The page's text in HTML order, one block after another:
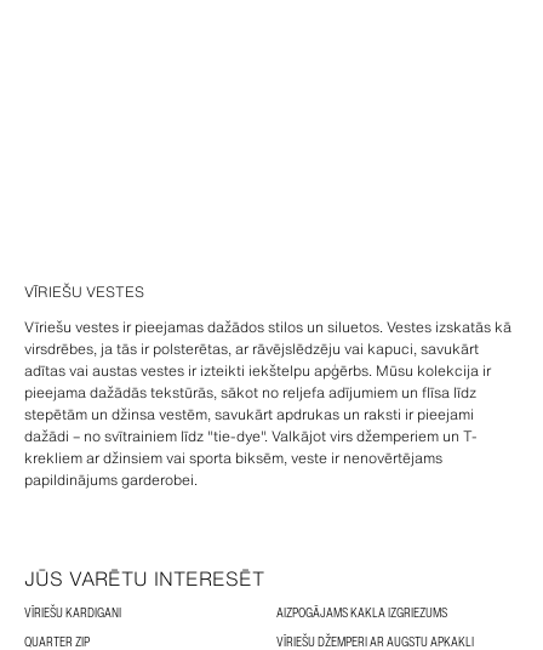
VĪRIEŠU VESTES
Vīriešu vestes ir pieejamas dažādos stilos un siluetos. Vestes izskatās kā
virsdrēbes, ja tās ir polsterētas, ar rāvējslēdzēju vai kapuci, savukārt
adītas vai austas vestes ir izteikti iekštelpu apģērbs. Mūsu kolekcija ir
pieejama dažādās tekstūrās, sākot no reljefa adījumiem un flīsa līdz
stepētām un džinsa vestēm, savukārt apdrukas un raksti ir pieejami
dažādi – no svītrainiem līdz "tie-dye". Valkājot virs džemperiem un T-
krekliem ar džinsiem vai sporta biksēm, veste ir nenovērtējams
papildinājums garderobei.
JŪS VARĒTU INTERESĒT
VĪRIEŠU KARDIGANI
AIZPOGĀJAMS KAKLA IZGRIEZUMS
QUARTER ZIP
VĪRIEŠU DŽEMPERI AR AUGSTU APKAKLI